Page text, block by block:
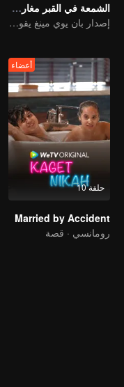
الشمعة في القبر مغارة لونغ لينغ
إصدار بان يوي مينغ يقود هو با يي مغامرة جديدة
حلقة 10
أعضاء
Married by Accident
رومانسي · قصة